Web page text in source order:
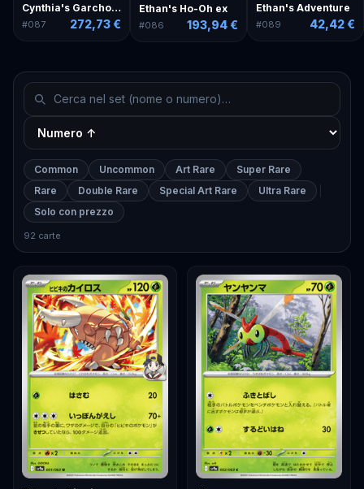
Cynthia's Garchomp ex
#087 272,73 €
Ethan's Ho-Oh ex
#086 193,94 €
Ethan's Adventure
#089 42,42 €
Common Uncommon Art Rare
Super Rare
Rare
Double Rare Special Art Rare
Ultra Rare
Solo con prezzo
92 carte